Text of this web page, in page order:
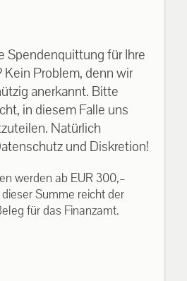
Spendenquittung für Ihre
Kein Problem, denn wir
anerkannt. Bitte
in diesem Falle uns
Natürlich
und Diskretion!
werden ab EUR 300,–
Summe reicht der
für das Finanzamt.